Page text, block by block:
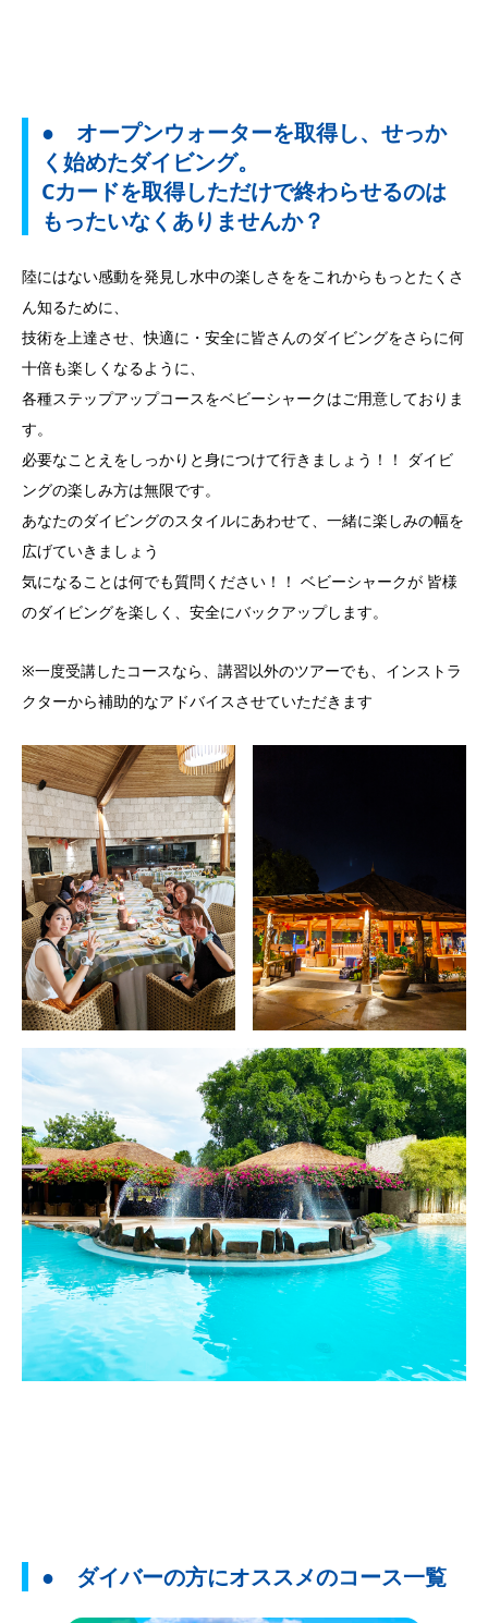
● オープンウォーターを取得し、せっか
く始めたダイビング。
Cカードを取得しただけで終わらせるのは
もったいなくありませんか？
陸にはない感動を発見し水中の楽しさををこれからもっとたくさ
ん知るために、
技術を上達させ、快適に・安全に皆さんのダイビングをさらに何
十倍も楽しくなるように、
各種ステップアップコースをベビーシャークはご用意しておりま
す。
必要なことえをしっかりと身につけて行きましょう！！ ダイビ
ングの楽しみ方は無限です。
あなたのダイビングのスタイルにあわせて、一緒に楽しみの幅を
広げていきましょう
気になることは何でも質問ください！！ ベビーシャークが 皆様
のダイビングを楽しく、安全にバックアップします。
※一度受講したコースなら、講習以外のツアーでも、インストラ
クターから補助的なアドバイスさせていただきます
● ダイバーの方にオススメのコース一覧